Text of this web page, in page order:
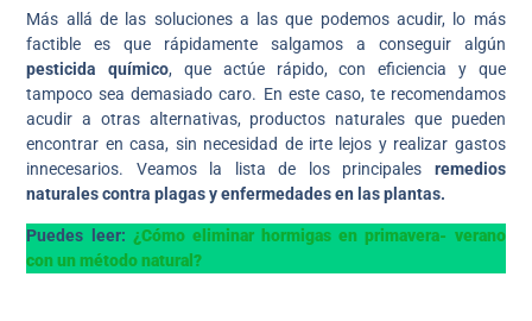
Más allá de las soluciones a las que podemos acudir, lo más
factible es que rápidamente salgamos a conseguir algún
pesticida químico, que actúe rápido, con eficiencia y que
tampoco sea demasiado caro. En este caso, te recomendamos
acudir a otras alternativas, productos naturales que pueden
encontrar en casa, sin necesidad de irte lejos y realizar gastos
innecesarios. Veamos la lista de los principales remedios
naturales contra plagas y enfermedades en las plantas.
Puedes leer: ¿Cómo eliminar hormigas en primavera- verano
con un método natural?